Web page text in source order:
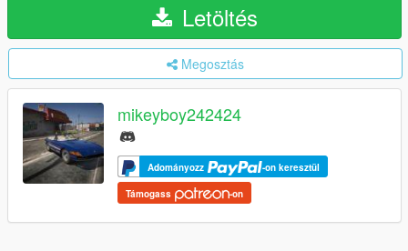
Letöltés
Megosztás
mikeyboy242424
Adományozz -on keresztül
Támogass -on